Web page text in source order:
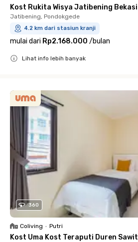
Kost Rukita Wisya Jatibening Bekasi
Jatibening, Pondokgede
4.2 km dari stasiun kranji
mulai dari Rp2.168.000 /bulan
Lihat info lebih banyak
360
Coliving • Putri
Kost Uma Kost Teraputi Duren Sawit